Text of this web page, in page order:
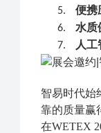
5. 便携
6. 水质
7. 人
智易时代始
靠的质量赢
在WETEX